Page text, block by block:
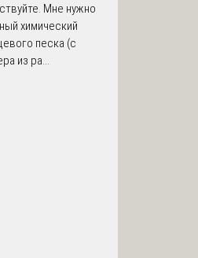
Мне нужно
химический
песка (с
из ра...